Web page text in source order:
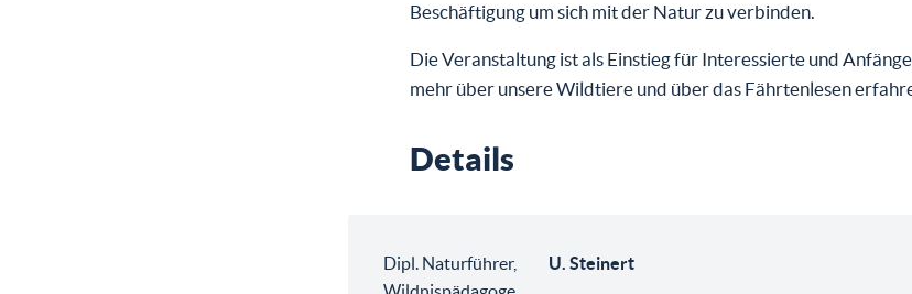
Beschäftigung um sich mit der Natur zu verbinden.
Die Veranstaltung ist als Einstieg für Interessierte und
mehr über unsere Wildtiere und über das Fährtenlesen
Details
Dipl. Naturführer,
U. Steinert